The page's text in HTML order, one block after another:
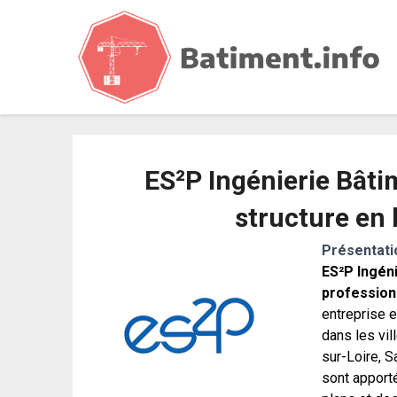
ES²P Ingénierie
structure en
ES²P
entreprise
dans les
sur-Loire,
sont